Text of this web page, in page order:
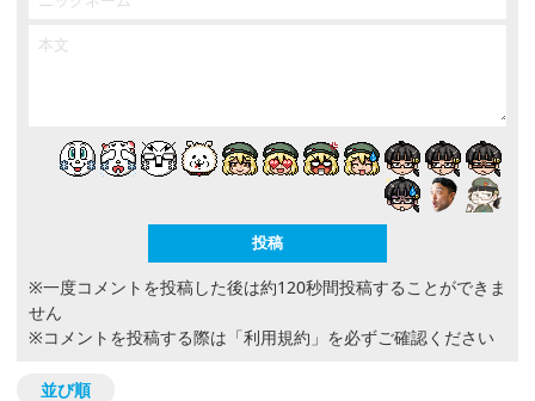
※一度コメントを投稿した後は約120秒間投稿することができま
せん
※コメントを投稿する際は 「利用規約」 を必ずご確認ください
並び順